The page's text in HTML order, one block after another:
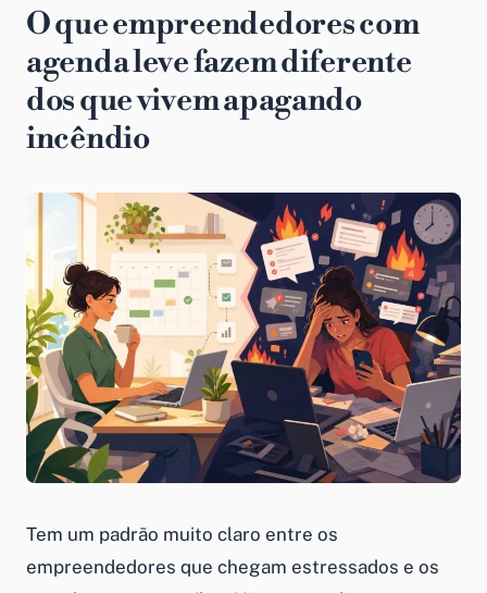
O que empreendedores com
agenda leve fazem diferente
dos que vivem apagando
incêndio
Tem um padrão muito claro entre os
empreendedores que chegam estressados e os